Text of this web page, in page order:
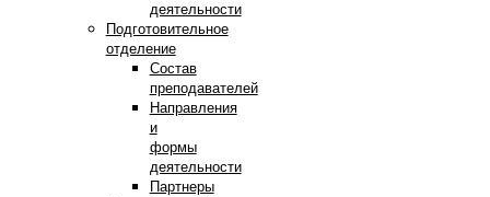
деятельности
Подготовительное
отделение
Состав
преподавателей
Направления
и
формы
деятельности
Партнеры